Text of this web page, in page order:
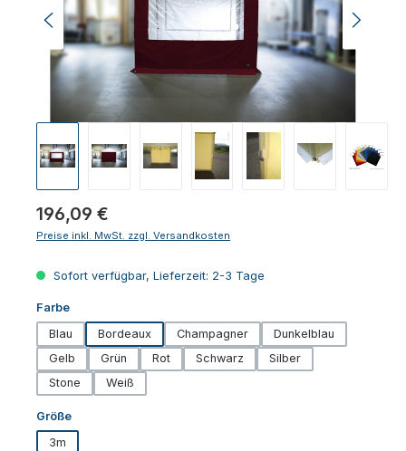
Regulärer Preis:
196,09 €
Preise inkl. MwSt. zzgl. Versandkosten
Sofort verfügbar, Lieferzeit: 2-3 Tage
Farbeauswählen
Blau
Bordeaux Champagner
Dunkelblau
Gelb
Grün Rot Schwarz
Silber
Stone
Weiß
Größeauswählen
3m